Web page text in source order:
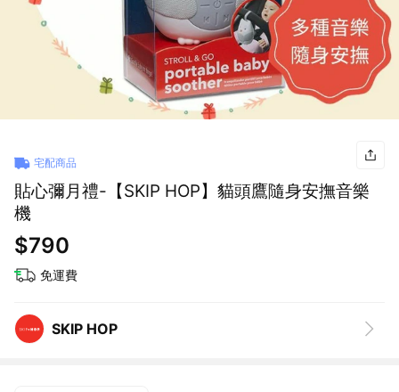
宅配商品
貼心彌月禮-【SKIP HOP】貓頭鷹隨身安撫音樂
機
$790
免運費
SKIP HOP